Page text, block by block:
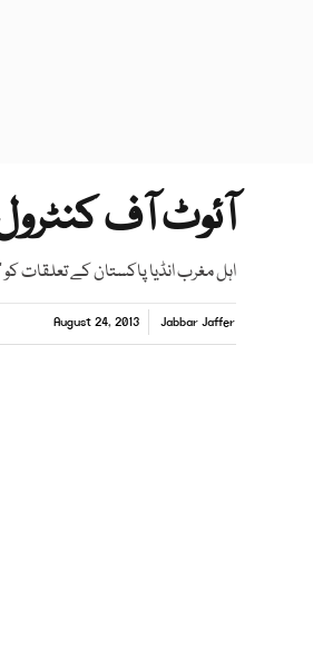
آئوٹ آف
اہل مغرب انڈیا پاکستان کے تعلقات
Jabbar Jaffer
August 24, 2013